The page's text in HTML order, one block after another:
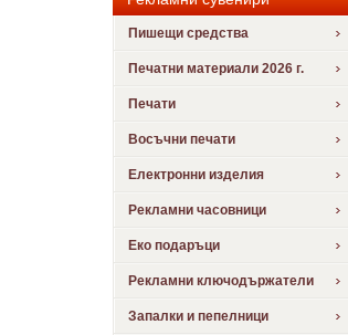
Пишещи средства
Печатни материали 2026 г.
Печати
Восъчни печати
Електронни изделия
Рекламни часовници
Еко подаръци
Рекламни ключодържатели
Запалки и пепелници